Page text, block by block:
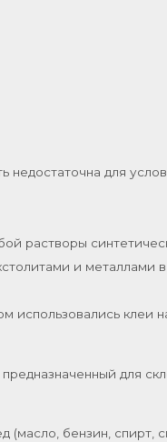
недостаточна для
растворы
и металлами
использовались клеи
для
(масло, бензин, спирт,